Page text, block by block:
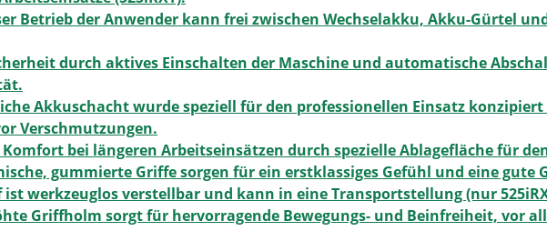
Betrieb der Anwender kann frei zwischen Wechselakku, Akku-Gürtel
durch aktives Einschalten der Maschine und automatische
Akkuschacht wurde speziell für den professionellen Einsatz
Verschmutzungen.
bei längeren Arbeitseinsätzen durch spezielle Ablagefläche für
gummierte Griffe sorgen für ein erstklassiges Gefühl und eine gute
ist werkzeuglos verstellbar und kann in eine Transportstellung (nur
Griffholm sorgt für hervorragende Bewegungs- und Beinfreiheit, vor